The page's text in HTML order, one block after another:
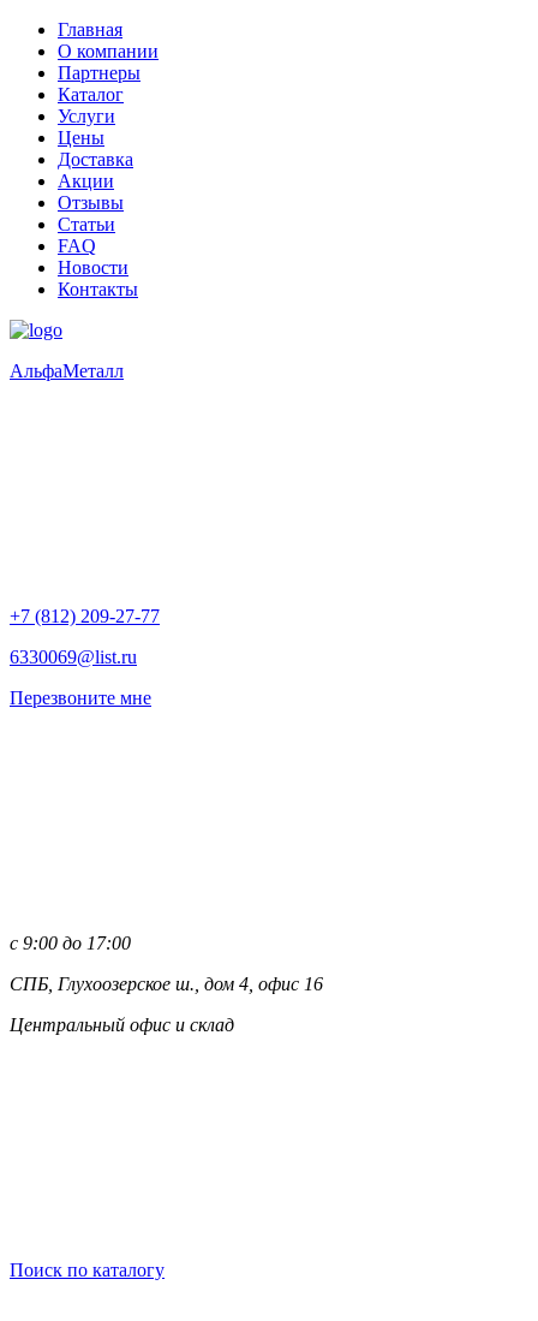
Главная
О компании
Партнеры
Каталог
Услуги
Цены
Доставка
Акции
Отзывы
Статьи
FAQ
Новости
Контакты
АльфаМеталл
+7 (812) 209-27-77
6330069@list.ru
Перезвоните мне
с 9:00 до 17:00
СПБ, Глухоозерское ш., дом 4, офис 16
Центральный офис и склад
Поиск по каталогу